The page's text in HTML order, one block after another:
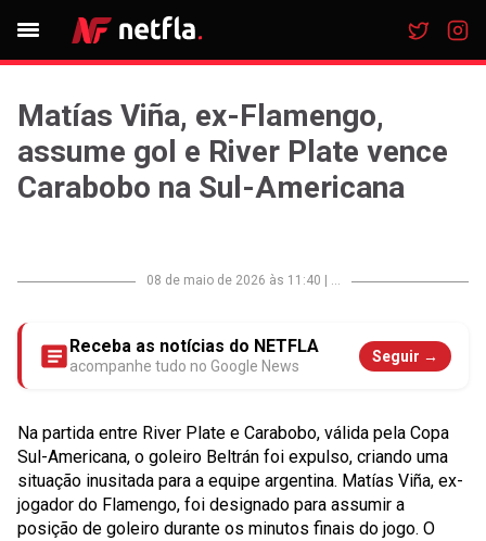
Matías Viña, ex-Flamengo,
assume gol e River Plate vence
Carabobo na Sul-Americana
08 de maio de 2026 às 11:40 ...
Receba as notícias do NETFLA
acompanhe tudo no Google News
Seguir →
Na partida entre River Plate e Carabobo, válida pela Copa
Sul-Americana, o goleiro Beltrán foi expulso, criando uma
situação inusitada para a equipe argentina. Matías Viña, ex-
jogador do Flamengo, foi designado para assumir a
posição de goleiro durante os minutos finais do jogo. O